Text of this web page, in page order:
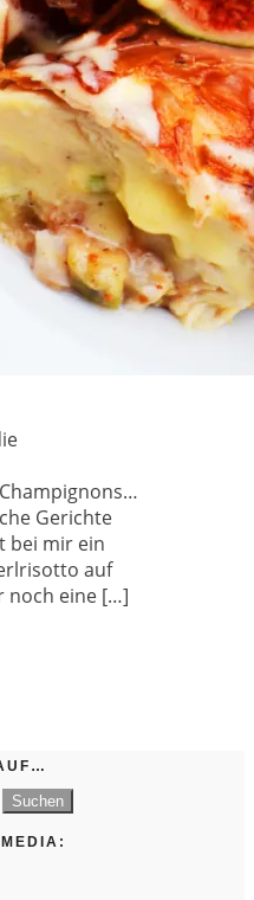
Gerichte
bei mir ein
auf
noch eine […]